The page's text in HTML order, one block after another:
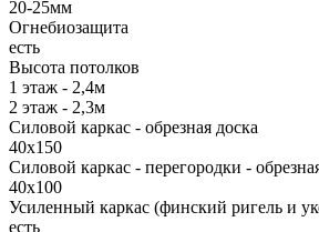
20-25мм
Огнебиозащита
есть
Высота потолков
1 этаж - 2,4м
2 этаж - 2,3м
Силовой каркас - обрезная доска
40х150
Силовой каркас - перегородки -
40х100
Усиленный каркас (финский ригель и
есть